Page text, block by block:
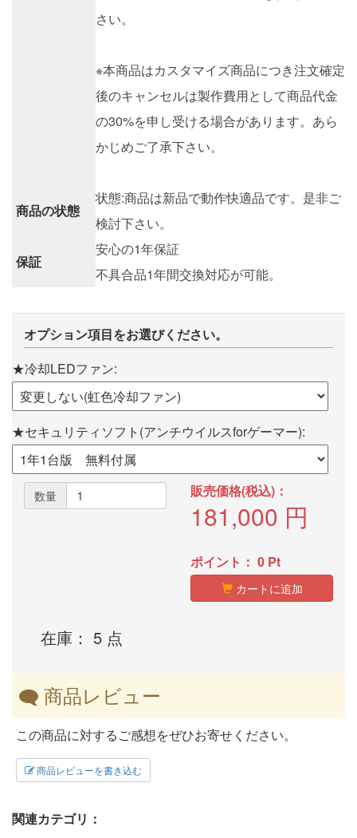
さい。
※本商品はカスタマイズ商品につき注文確定
後のキャンセルは製作費用として商品代金
の30%を申し受ける場合があります。あら
かじめご了承下さい。
商品の状態
状態:商品は新品で動作快適品です。是非ご
検討下さい。
保証
安心の1年保証
不具合品1年間交換対応が可能。
オプション項目をお選びください。
★冷却LEDファン:
★セキュリティソフト(アンチウイルスforゲーマー):
数量
在庫： 5 点
販売価格(税込)：
181,000 円
ポイント： 0 Pt
カートに追加
商品レビュー
この商品に対するご感想をぜひお寄せください。
商品レビューを書き込む
関連カテゴリ：